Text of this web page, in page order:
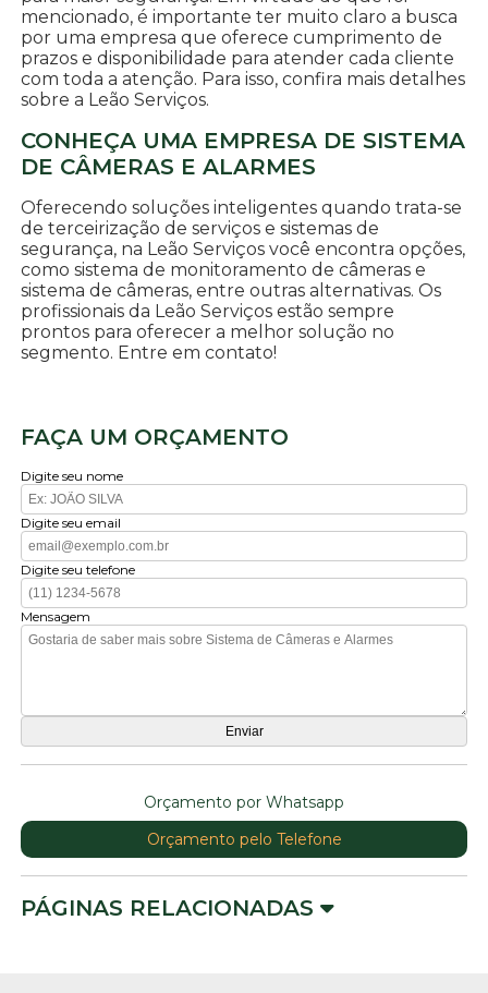
mencionado, é importante ter muito claro a busca
por uma empresa que oferece cumprimento de
prazos e disponibilidade para atender cada cliente
com toda a atenção. Para isso, confira mais detalhes
sobre a Leão Serviços.
CONHEÇA UMA EMPRESA DE SISTEMA
DE CÂMERAS E ALARMES
Oferecendo soluções inteligentes quando trata-se
de terceirização de serviços e sistemas de
segurança, na Leão Serviços você encontra opções,
como sistema de monitoramento de câmeras e
sistema de câmeras, entre outras alternativas. Os
profissionais da Leão Serviços estão sempre
prontos para oferecer a melhor solução no
segmento. Entre em contato!
FAÇA UM ORÇAMENTO
Digite seu nome
Digite seu email
Digite seu telefone
Mensagem
Orçamento por Whatsapp
Orçamento pelo Telefone
PÁGINAS RELACIONADAS